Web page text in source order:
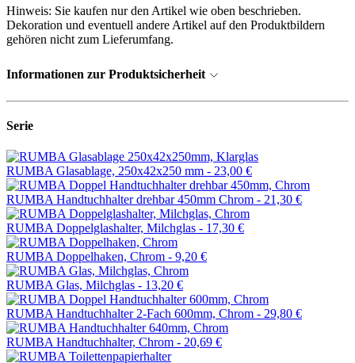
Hinweis: Sie kaufen nur den Artikel wie oben beschrieben.
Dekoration und eventuell andere Artikel auf den Produktbildern
gehören nicht zum Lieferumfang.
Informationen zur Produktsicherheit
Serie
RUMBA Glasablage, 250x42x250 mm - 23,00 €
RUMBA Handtuchhalter drehbar 450mm Chrom - 21,30 €
RUMBA Doppelglashalter, Milchglas - 17,30 €
RUMBA Doppelhaken, Chrom - 9,20 €
RUMBA Glas, Milchglas - 13,20 €
RUMBA Handtuchhalter 2-Fach 600mm, Chrom - 29,80 €
RUMBA Handtuchhalter, Chrom - 20,69 €